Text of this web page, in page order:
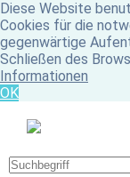
Diese Website
Cookies für die
gegenwärtige
Schließen des
Informationen
OK